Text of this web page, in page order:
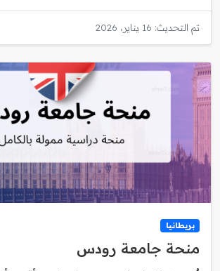
تم التحديث: 16 يناير، 2026
بريطانيا
منحة جامعة رودس